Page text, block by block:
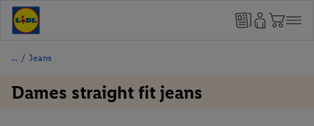
/ Jeans
Dames straight fit jeans